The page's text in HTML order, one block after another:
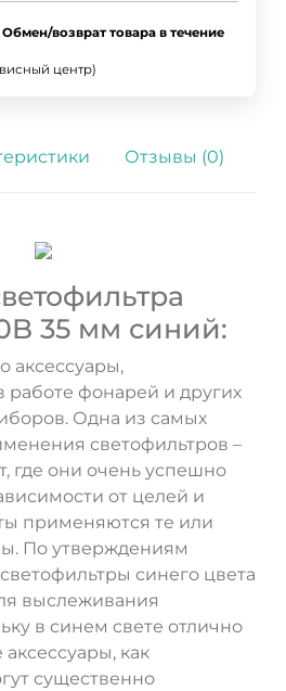
возврат товара в течение
центр)
Отзывы (0)
35 мм синий:
аксессуары,
фонарей и других
Одна из самых
светофильтров –
где они очень успешно
от целей и
применяются те или
По утверждениям
синего цвета
выслеживания
в синем свете отлично
как
существенно
ДА НЕТ